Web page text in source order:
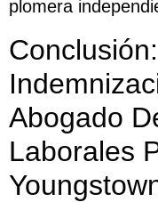
plomera
Abogado
Laborales